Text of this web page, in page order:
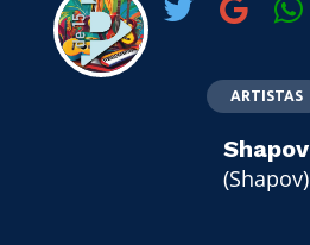
ARTISTAS
Shapov
(Shapov)